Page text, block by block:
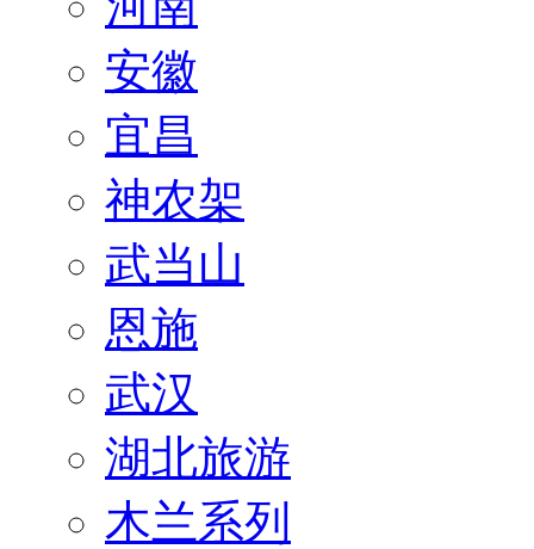
安徽
宜昌
神农架
武当山
恩施
武汉
湖北旅游
木兰系列